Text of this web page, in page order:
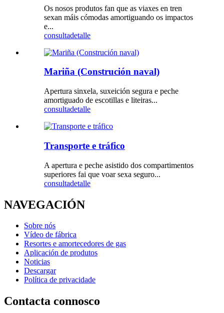
Os nosos produtos fan que as viaxes en tren
sexan máis cómodas amortiguando os impactos
e...
consultadetalle
Mariña (Construción naval)
Apertura sinxela, suxeición segura e peche
amortiguado de escotillas e liteiras...
consultadetalle
Transporte e tráfico
A apertura e peche asistido dos compartimentos
superiores fai que voar sexa seguro...
consultadetalle
NAVEGACIÓN
Sobre nós
Vídeo de fábrica
Resortes e amortecedores de gas
Aplicación de produtos
Noticias
Descargar
Política de privacidade
Contacta connosco